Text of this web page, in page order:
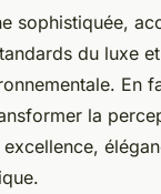
sophistiquée,
du luxe
En
la